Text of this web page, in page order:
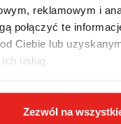
reklamowym i
połączyć te
Ciebie lub
usług.
Zezwól na
M75